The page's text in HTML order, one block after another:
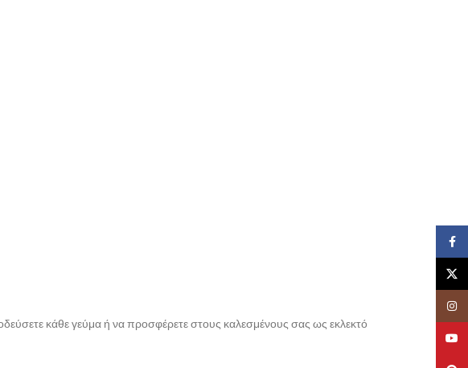
κάθε γεύμα ή να προσφέρετε στους καλεσμένους σας ως εκλεκτό